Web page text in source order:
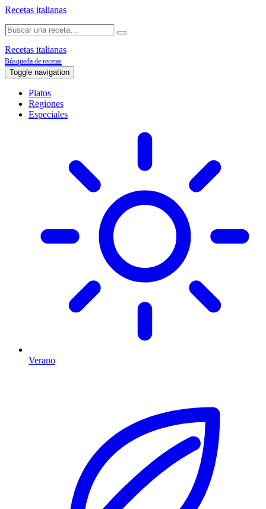
Recetas italianas
Recetas italianas
Búsqueda de recetas
Toggle navigation
Platos
Regiones
Especiales
Verano